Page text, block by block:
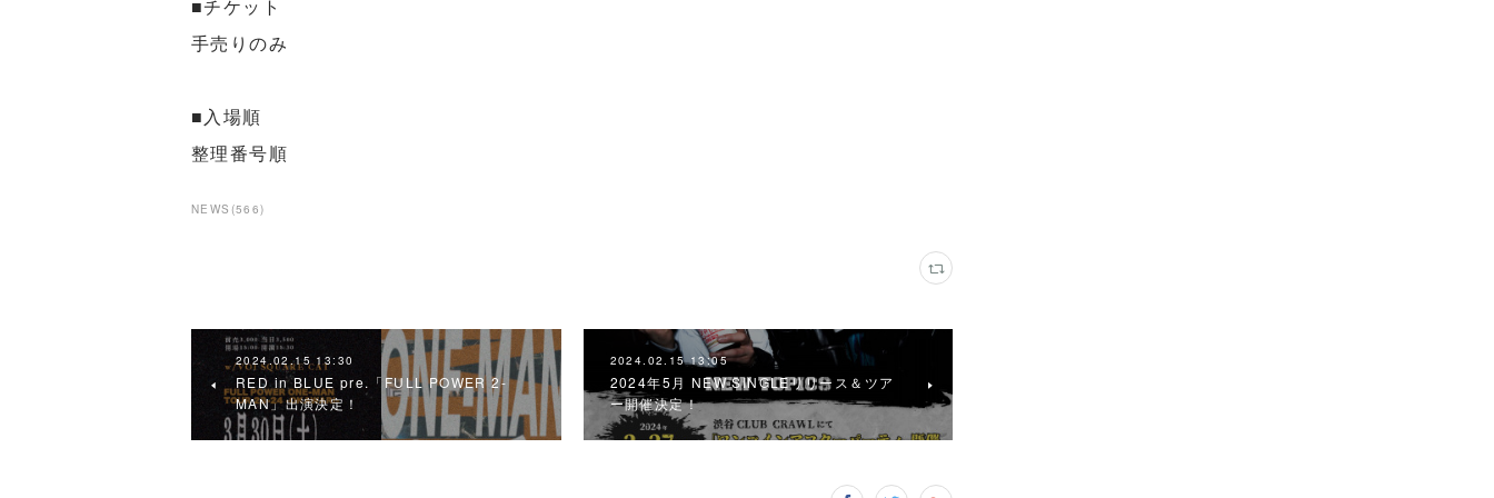
■チケット
手売りのみ
■入場順
整理番号順
NEWS (566)
2024.02.15 13:30
RED in BLUE pre.「FULL POWER 2-
MAN」出演決定！
2024.02.15 13:05
2024年5月 NEW SINGLEリリース＆ツア
ー開催決定！